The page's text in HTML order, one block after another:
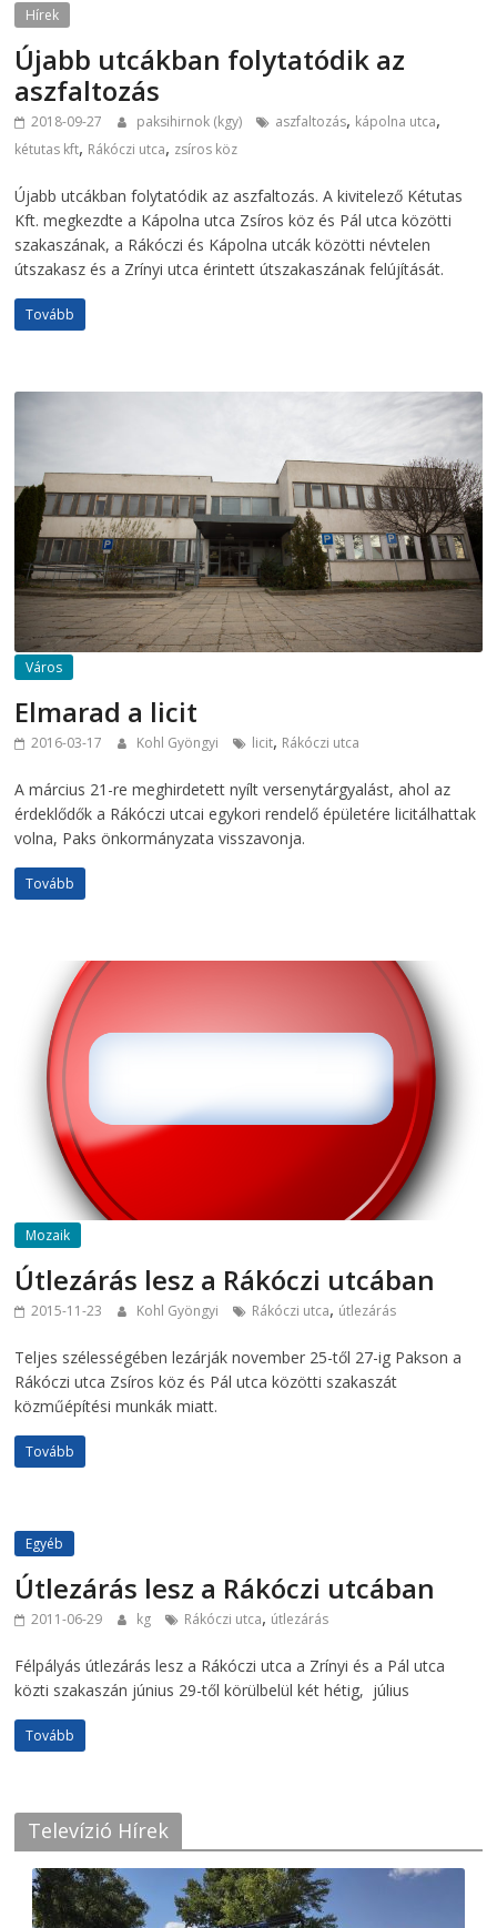
Hírek
Újabb utcákban folytatódik az
aszfaltozás
2018-09-27 paksihirnok (kgy) aszfaltozás, kápolna utca,
kétutas kft, Rákóczi utca, zsíros köz
Újabb utcákban folytatódik az aszfaltozás. A kivitelező Kétutas
Kft. megkezdte a Kápolna utca Zsíros köz és Pál utca közötti
szakaszának, a Rákóczi és Kápolna utcák közötti névtelen
útszakasz és a Zrínyi utca érintett útszakaszának felújítását.
Tovább
Város
Elmarad a licit
2016-03-17 Kohl Gyöngyi licit, Rákóczi utca
A március 21-re meghirdetett nyílt versenytárgyalást, ahol az
érdeklődők a Rákóczi utcai egykori rendelő épületére licitálhattak
volna, Paks önkormányzata visszavonja.
Tovább
Mozaik
Útlezárás lesz a Rákóczi utcában
2015-11-23 Kohl Gyöngyi Rákóczi utca, útlezárás
Teljes szélességében lezárják november 25-től 27-ig Pakson a
Rákóczi utca Zsíros köz és Pál utca közötti szakaszát
közműépítési munkák miatt.
Tovább
Egyéb
Útlezárás lesz a Rákóczi utcában
2011-06-29 kg Rákóczi utca, útlezárás
Félpályás útlezárás lesz a Rákóczi utca a Zrínyi és a Pál utca
közti szakaszán június 29-től körülbelül két hétig, július
Tovább
Televízió Hírek